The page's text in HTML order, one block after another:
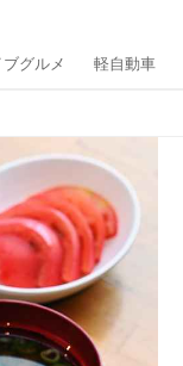
ブグルメ 軽自動車